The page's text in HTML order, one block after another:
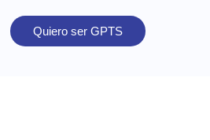
Quiero ser GPTS